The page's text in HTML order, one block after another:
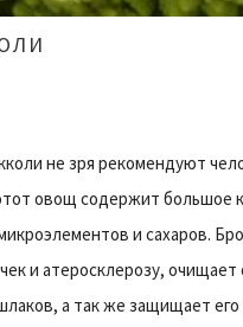
не зря рекомендуют
овощ содержит большое
и сахаров.
и атеросклерозу,
а так же защищает его